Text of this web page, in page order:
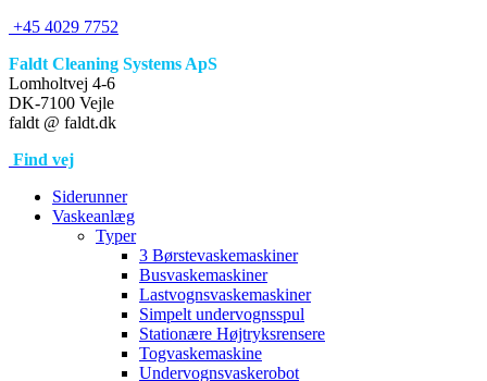
+45 4029 7752
Faldt Cleaning Systems ApS
Lomholtvej 4-6
DK-7100 Vejle
faldt @ faldt.dk
Find vej
Siderunner
Vaskeanlæg
Typer
3 Børstevaskemaskiner
Busvaskemaskiner
Lastvognsvaskemaskiner
Simpelt undervognsspul
Stationære Højtryksrensere
Togvaskemaskine
Undervognsvaskerobot